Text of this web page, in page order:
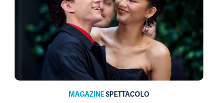
MAGAZINESPETTACOLO